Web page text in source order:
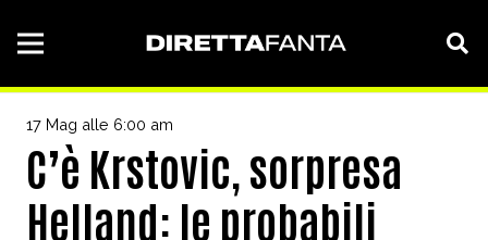
17 Mag alle 6:00 am
C’è Krstovic, sorpresa
Helland: le probabili